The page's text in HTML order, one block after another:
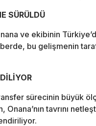
SÜRÜLDÜ
ve ekibinin
bu gelişmenin
sürecinin büyük
tavrını